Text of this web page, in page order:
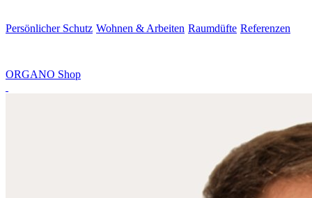
Persönlicher Schutz Wohnen & Arbeiten Raumdüfte Referenzen
ORGANO Shop